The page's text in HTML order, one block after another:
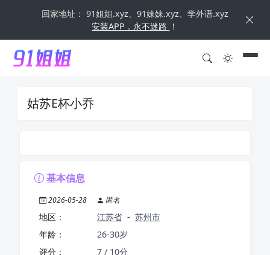
回家地址： 91姐姐.xyz、91妹妹.xyz、学外语.xyz
安装APP，永不迷路 ！
姑苏E杯小乔
基本信息
2026-05-28 匿名
地区： 江苏省 - 苏州市
年龄：
26-30岁
评分：
7 / 10分